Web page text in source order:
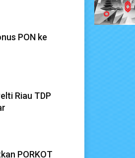
PON ke
Riau TDP
PORKOT